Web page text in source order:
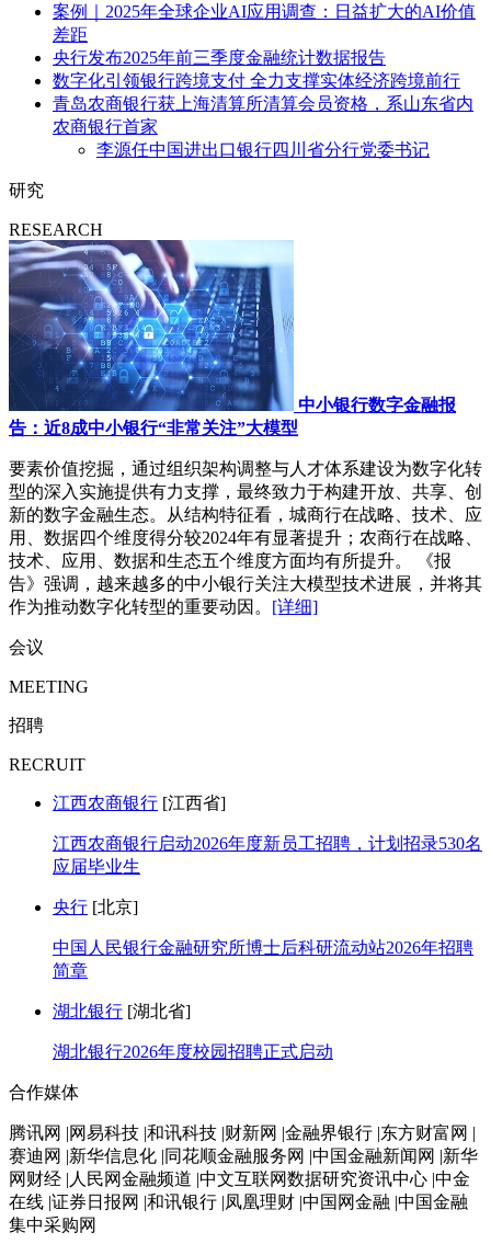
案例｜2025年全球企业AI应用调查：日益扩大的AI价值
差距
央行发布2025年前三季度金融统计数据报告
数字化引领银行跨境支付 全力支撑实体经济跨境前行
青岛农商银行获上海清算所清算会员资格，系山东省内
农商银行首家
李源任中国进出口银行四川省分行党委书记
研究
RESEARCH
中小银行数字金融报
告：近8成中小银行“非常关注”大模型
要素价值挖掘，通过组织架构调整与人才体系建设为数字化转
型的深入实施提供有力支撑，最终致力于构建开放、共享、创
新的数字金融生态。从结构特征看，城商行在战略、技术、应
用、数据四个维度得分较2024年有显著提升；农商行在战略、
技术、应用、数据和生态五个维度方面均有所提升。 《报
告》强调，越来越多的中小银行关注大模型技术进展，并将其
作为推动数字化转型的重要动因。 [详细]
会议
MEETING
招聘
RECRUIT
江西农商银行 [江西省]
江西农商银行启动2026年度新员工招聘，计划招录530名
应届毕业生
央行 [北京]
中国人民银行金融研究所博士后科研流动站2026年招聘
简章
湖北银行 [湖北省]
湖北银行2026年度校园招聘正式启动
合作媒体
腾讯网 |网易科技 |和讯科技 |财新网 |金融界银行 |东方财富网 |
赛迪网 |新华信息化 |同花顺金融服务网 |中国金融新闻网 |新华
网财经 |人民网金融频道 |中文互联网数据研究资讯中心 |中金
在线 |证券日报网 |和讯银行 |凤凰理财 |中国网金融 |中国金融
集中采购网